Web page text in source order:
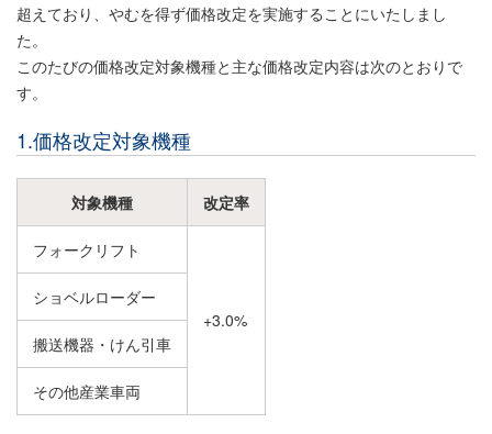
超えており、やむを得ず価格改定を実施することにいたしまし
た。
このたびの価格改定対象機種と主な価格改定内容は次のとおりで
す。
1.価格改定対象機種
対象機種 改定率
フォークリフト
+3.0%
ショベルローダー
搬送機器・けん引車
その他産業車両